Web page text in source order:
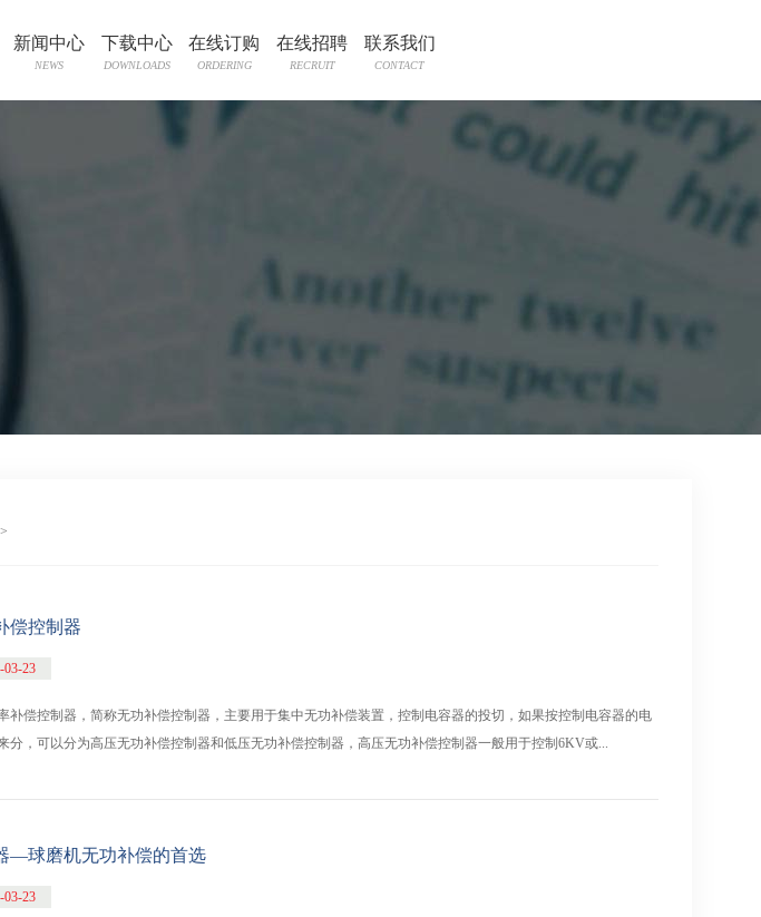
新闻中心
NEWS
下载中心
DOWNLOADS
在线订购
ORDERING
在线招聘
RECRUIT
联系我们
CONTACT
>
偿控制器
03-23
补偿控制器，简称无功补偿控制器，主要用于集中无功补偿装置，控制电容器的投切，如果按控制电容器的电
分，可以分为高压无功补偿控制器和低压无功补偿控制器，高压无功补偿控制器一般用于控制6KV或...
—球磨机无功补偿的首选
03-23